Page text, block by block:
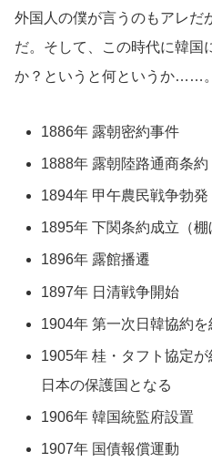
外国人の僕が言うのもアレだ
だ。そして、この時代に韓国
か？というと何というか……。
1886年 露朝密約事件
1888年 露朝陸路通商条約
1894年 甲午農民戦争勃発
1895年 下関条約成立（棚
1896年 露館播遷
1897年 日清戦争開始
1904年 第一次日韓協約を
1905年 桂・タフト協定が
日本の保護国となる
1906年 韓国統監府設置
1907年 国債報償運動